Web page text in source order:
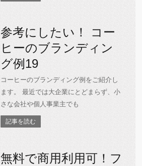
参考にしたい！ コー
ヒーのブランディン
グ例19
コーヒーのブランディング例をご紹介し
ます。 最近では大企業にとどまらず、小
さな会社や個人事業主でも
記事を読む
無料で商用利用可！フ